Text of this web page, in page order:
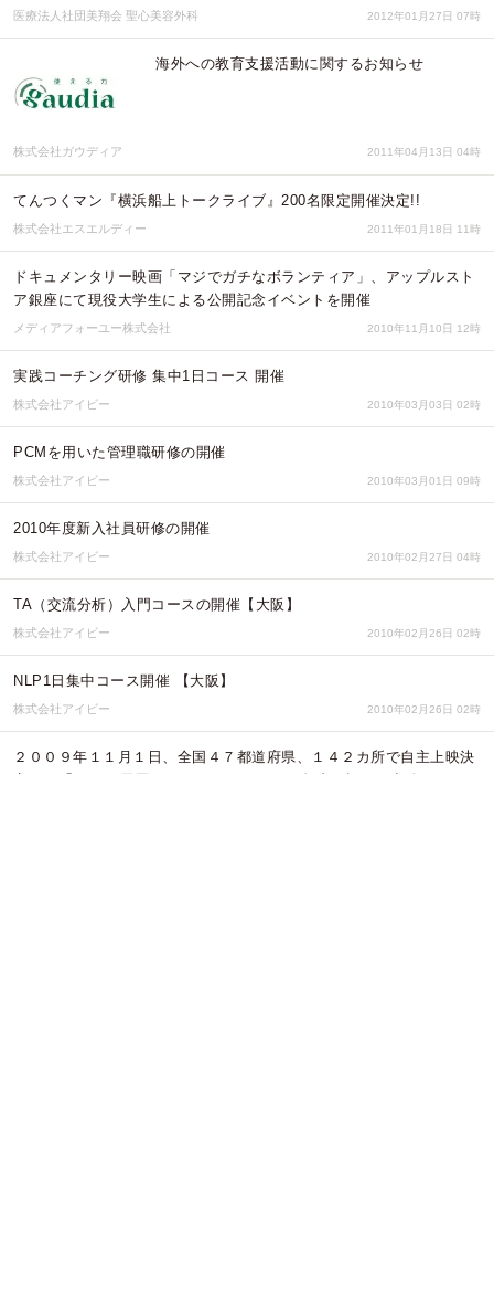
医療法人社団美翔会 聖心美容外科 2012年01月27日 07時
海外への教育支援活動に関するお知らせ
株式会社ガウディア 2011年04月13日 04時
てんつくマン『横浜船上トークライブ』200名限定開催決定!!
株式会社エスエルディー 2011年01月18日 11時
ドキュメンタリー映画「マジでガチなボランティア」、アップルスト
ア銀座にて現役大学生による公開記念イベントを開催
メディアフォーユー株式会社 2010年11月10日 12時
実践コーチング研修 集中1日コース 開催
株式会社アイビー 2010年03月03日 02時
PCMを用いた管理職研修の開催
株式会社アイビー 2010年03月01日 09時
2010年度新入社員研修の開催
株式会社アイビー 2010年02月27日 04時
TA（交流分析）入門コースの開催【大阪】
株式会社アイビー 2010年02月26日 02時
NLP1日集中コース開催 【大阪】
株式会社アイビー 2010年02月26日 02時
２００９年１１月１日、全国４７都道府県、１４２カ所で自主上映決